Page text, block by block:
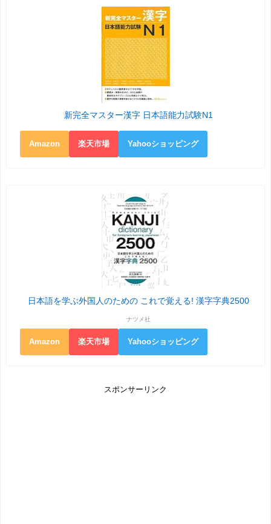
新完全マスター漢字 日本語能力試験N1
Amazon 楽天市場 Yahooショッピング
日本語を学ぶ外国人のための これで覚える! 漢字字典2500
ナツメ社
Amazon 楽天市場 Yahooショッピング
スポンサーリンク